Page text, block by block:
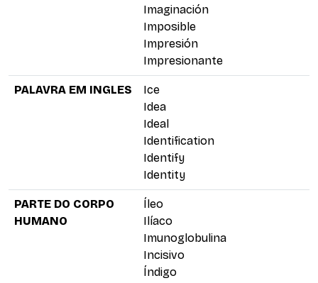
Imaginación
Imposible
Impresión
Impresionante
PALAVRA EM INGLES
Ice
Idea
Ideal
Identification
Identify
Identity
PARTE DO CORPO
HUMANO
Íleo
Ilíaco
Imunoglobulina
Incisivo
Índigo